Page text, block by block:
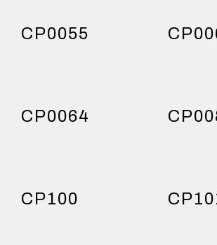
CP0055
CP0064
CP100